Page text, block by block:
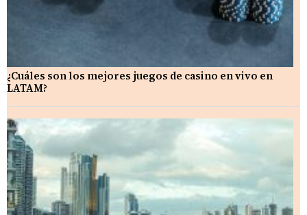
¿Cuáles son los mejores juegos de casino en vivo en
LATAM?